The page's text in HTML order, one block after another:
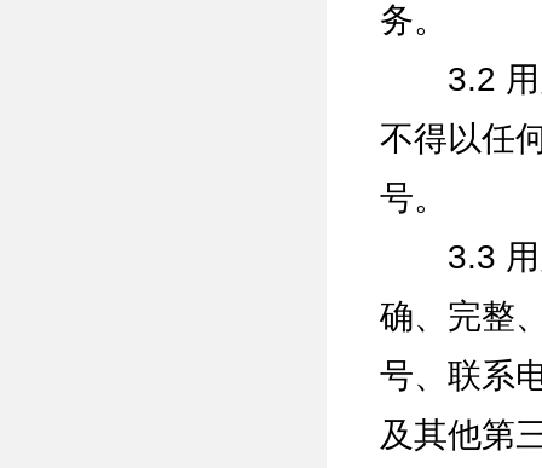
务。
3.2 用户
不得以任
号。
3.3 用户
确、完整
号、联系
及其他第